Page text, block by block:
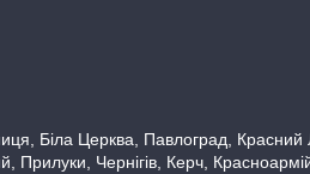
Біла Церква, Павлоград,
Чернігів, Керч,